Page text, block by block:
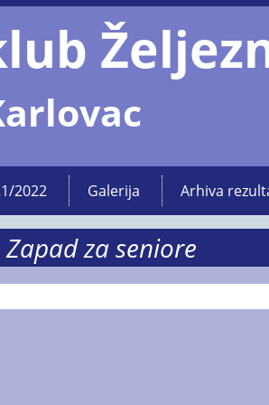
2022 Galerija Arhiva
za seniore